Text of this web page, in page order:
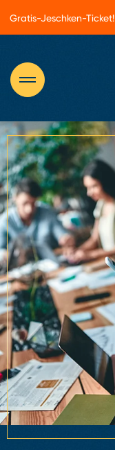
Gratis-Jeschken-Ticket!